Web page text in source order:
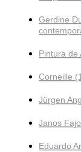
Gerdine
Pintura de
Corneille
Jürgen
Janos
Eduardo